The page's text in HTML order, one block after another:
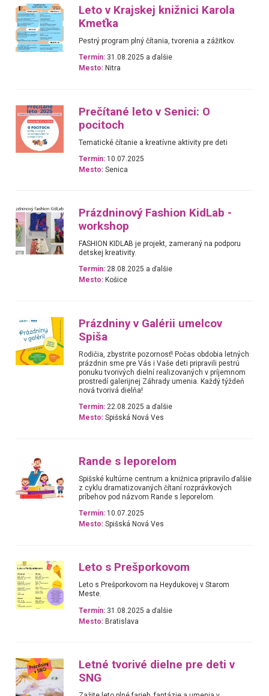
Leto v Krajskej knižnici Karola
Kmeťka
Pestrý program plný čítania, tvorenia a zážitkov.
Termín: 31.08.2025 a ďalšie
Mesto: Nitra
Prečítané leto v Senici: O
pocitoch
Tematické čítanie a kreatívne aktivity pre deti
Termín: 10.07.2025
Mesto: Senica
Prázdninový Fashion KidLab -
workshop
FASHION KIDLAB je projekt, zameraný na podporu
detskej kreativity.
Termín: 28.08.2025 a ďalšie
Mesto: Košice
Prázdniny v Galérii umelcov
Spiša
Rodičia, zbystrite pozornosť! Počas obdobia letných
prázdnin sme pre Vás i Vaše deti pripravili pestrú
ponuku tvorivých dielní realizovaných v príjemnom
prostredí galerijnej Záhrady umenia. Každý týždeň
nová tvorivá dielňa!
Termín: 22.08.2025 a ďalšie
Mesto: Spišská Nová Ves
Rande s leporelom
Spišské kultúrne centrum a knižnica pripravilo ďalšie
z cyklu dramatizovaných čítaní rozprávkových
príbehov pod názvom Rande s leporelom.
Termín: 10.07.2025
Mesto: Spišská Nová Ves
Leto s Prešporkovom
Leto s Prešporkovom na Heydukovej v Starom
Meste.
Termín: 31.08.2025 a ďalšie
Mesto: Bratislava
Letné tvorivé dielne pre deti v
SNG